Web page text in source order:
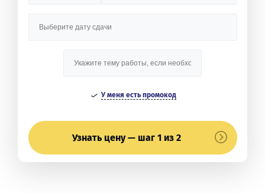
У меня есть промокод
Узнать цену — шаг 1 из 2